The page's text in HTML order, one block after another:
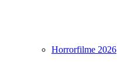
Horrorfilme 2026